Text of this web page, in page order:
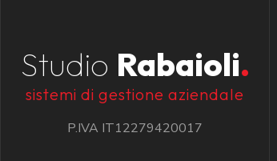
Studio Rabaioli.
sistemi di gestione aziendale
P.IVA IT12279420017